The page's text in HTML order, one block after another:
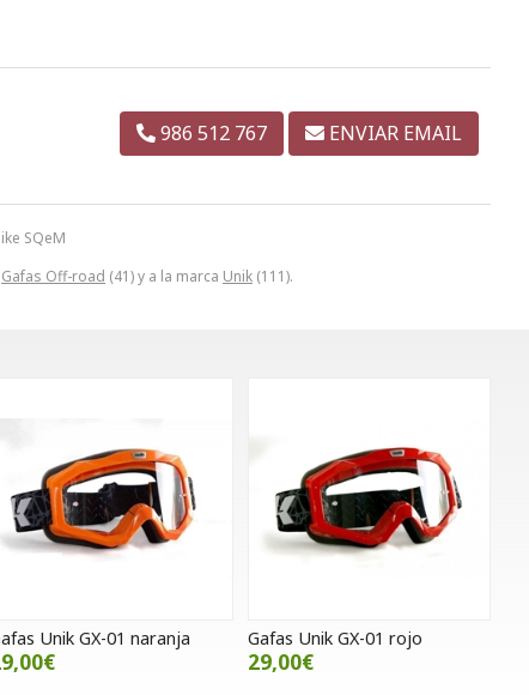
SQeM
Gafas Off-road (41) y a la marca Unik (111).
986 512 767 ENVIAR EMAIL
Unik GX-01 naranja Gafas Unik GX-01 rojo
29,00€